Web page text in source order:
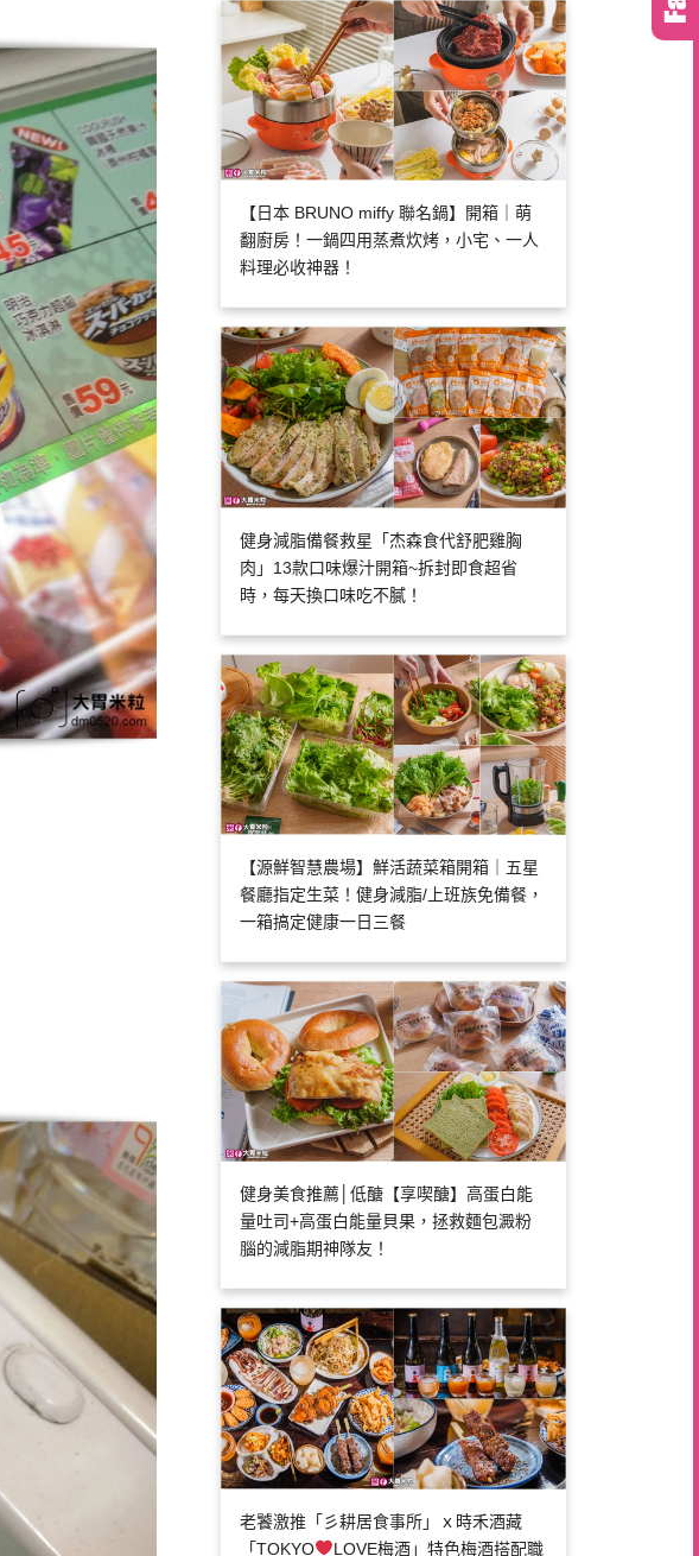
【日本 BRUNO miffy 聯名鍋】開箱｜萌
翻廚房！一鍋四用蒸煮炊烤，小宅、一人
料理必收神器！
健身減脂備餐救星「杰森食代舒肥雞胸
肉」13款口味爆汁開箱~拆封即食超省
時，每天換口味吃不膩！
【源鮮智慧農場】鮮活蔬菜箱開箱｜五星
餐廳指定生菜！健身減脂/上班族免備餐，
一箱搞定健康一日三餐
健身美食推薦│低醣【享喫醣】高蛋白能
量吐司+高蛋白能量貝果，拯救麵包澱粉
腦的減脂期神隊友！
老饕激推「彡耕居食事所」ｘ時禾酒藏
「TOKYO
LOVE梅酒」特色梅酒搭配職